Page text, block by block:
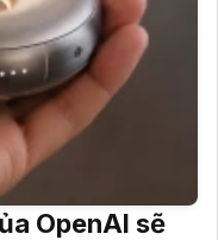
OpenAI sẽ